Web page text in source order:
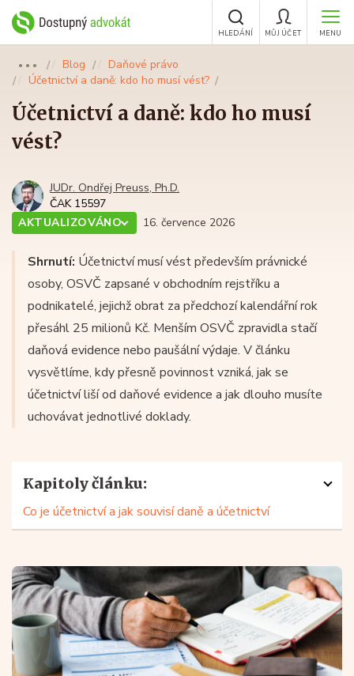
MENU
MŮJ ÚČET
HLEDÁNÍ
●●● Blog
Daňové právo
Účetnictví a daně: kdo ho musí vést?
Účetnictví a daně: kdo ho musí
vést?
JUDr. Ondřej Preuss, Ph.D.
ČAK 15597
AKTUALIZOVÁNO
16. července 2026
Shrnutí: Účetnictví musí vést především právnické
osoby, OSVČ zapsané v obchodním rejstříku a
podnikatelé, jejichž obrat za předchozí kalendářní rok
přesáhl 25 milionů Kč. Menším OSVČ zpravidla stačí
daňová evidence nebo paušální výdaje. V článku
vysvětlíme, kdy přesně povinnost vzniká, jak se
účetnictví liší od daňové evidence a jak dlouho musíte
uchovávat jednotlivé doklady.
Kapitoly článku:
Co je účetnictví a jak souvisí daně a účetnictví